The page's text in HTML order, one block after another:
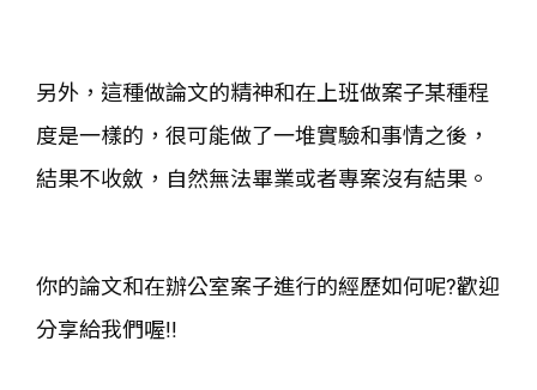
另外，這種做論文的精神和在上班做案子某種程
度是一樣的，很可能做了一堆實驗和事情之後，
結果不收斂，自然無法畢業或者專案沒有結果。
你的論文和在辦公室案子進行的經歷如何呢?歡迎
分享給我們喔!!